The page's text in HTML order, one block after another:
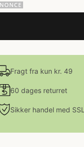
Fragt fra kun kr. 49
60 dages returret
Sikker handel med SSL